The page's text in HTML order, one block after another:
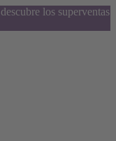
los superventas